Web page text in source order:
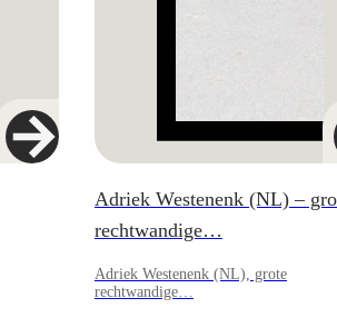
Adriek Westenenk (NL) –
rechtwandige…
Adriek Westenenk (NL), grote
rechtwandige…